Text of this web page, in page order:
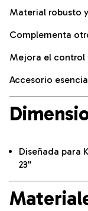
Material robusto
Complementa
Mejora el control
Accesorio
Diseñada para
23”